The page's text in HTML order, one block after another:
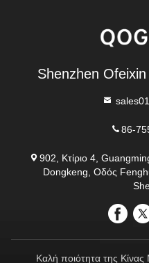
Shenzhen
86-
902, Κτίριο 4,
Dongkeng, Οδός
Καλή ποιότητα της